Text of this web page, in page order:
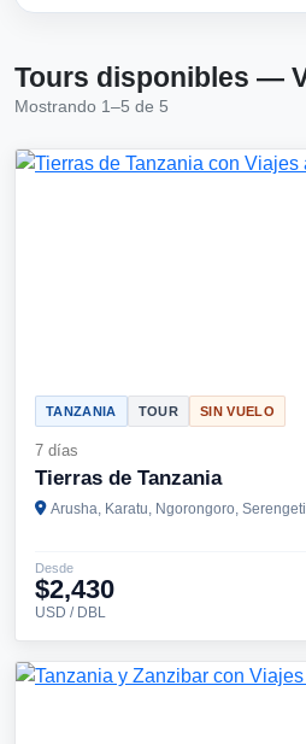
Tours disponibles —
Mostrando 1–5 de 5
TANZANIA TOUR SIN VUELO
7 días
Tierras de Tanzania
Arusha, Karatu, Ngorongoro,
Desde
$2,430
USD / DBL